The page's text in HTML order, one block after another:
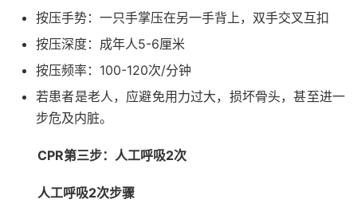
按压手势：一只手掌压在另一手背上，双手交叉互扣
按压深度：成年人5-6厘米
按压频率：100-120次/分钟
若患者是老人，应避免用力过大，损坏骨头，甚至进一
步危及内脏。
CPR第三步：人工呼吸2次
人工呼吸2次步骤